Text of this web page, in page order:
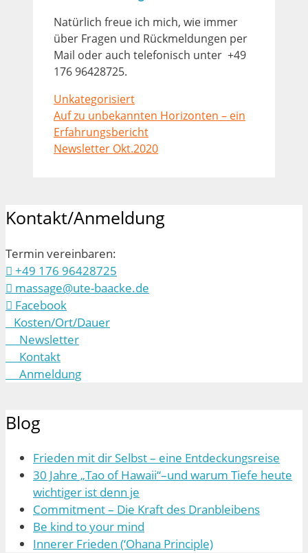
Natürlich freue ich mich, wie immer
über Fragen und Rückmeldungen per
Mail oder auch telefonisch unter +49
176 96428725.
Kategorien
Unkategorisiert
Auf zu unbekannten Horizonten – ein
Erfahrungsbericht
Newsletter Okt.2020
Kontakt/Anmeldung
Termin vereinbaren:
+49 176 96428725
massage@ute-baacke.de
Facebook
Kosten/Ort/Dauer
Newsletter
Kontakt
Anmeldung
Blog
Frieden mit dir Selbst – eine Entdeckungsreise
30 Jahre „Tao of Hawaii“–und warum Tiefe heute
wichtiger ist denn je
Commitment – Die Kraft des Dranbleibens
Be kind to your mind
Innerer Frieden (‘Ohana Principle)